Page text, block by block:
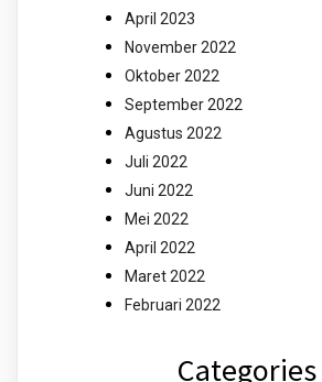
April 2023
November 2022
Oktober 2022
September 2022
Agustus 2022
Juli 2022
Juni 2022
Mei 2022
April 2022
Maret 2022
Februari 2022
Categories